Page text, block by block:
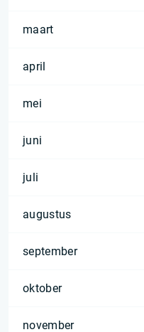
maart
april
mei
juni
juli
augustus
september
oktober
november